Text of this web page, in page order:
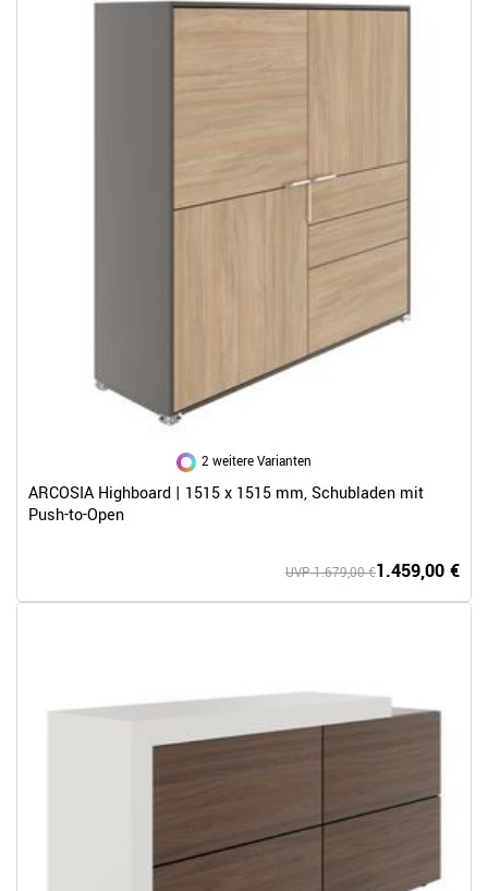
2 weitere Varianten
ARCOSIA Highboard | 1515 x 1515 mm, Schubladen mit
Push-to-Open
1.459,00 €
UVP 1.679,00 €